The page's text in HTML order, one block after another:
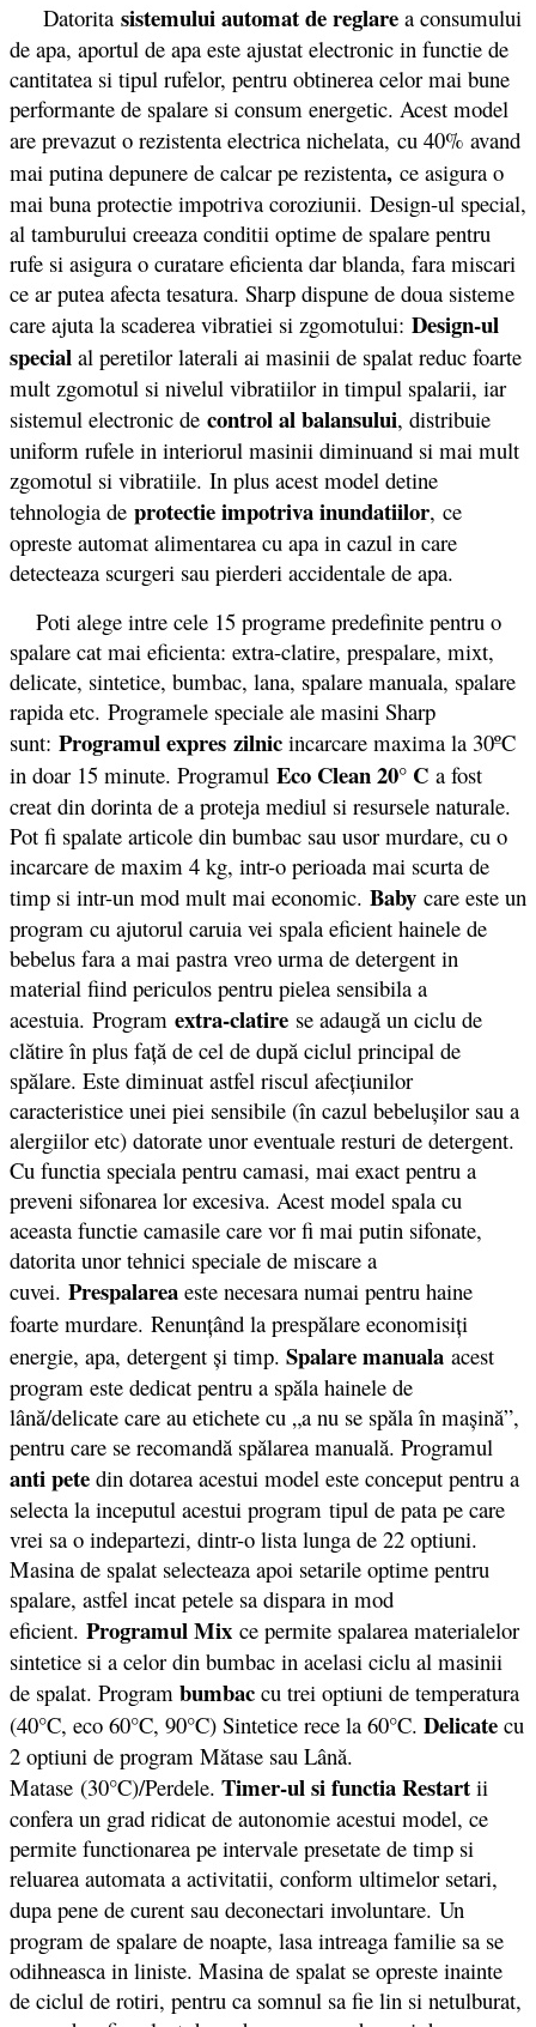
Datorita sistemului automat de reglare a consumului
de apa, aportul de apa este ajustat electronic in functie de
cantitatea si tipul rufelor, pentru obtinerea celor mai bune
performante de spalare si consum energetic. Acest model
are prevazut o rezistenta electrica nichelata, cu 40% avand
mai putina depunere de calcar pe rezistenta, ce asigura o
mai buna protectie impotriva coroziunii. Design-ul special,
al tamburului creeaza conditii optime de spalare pentru
rufe si asigura o curatare eficienta dar blanda, fara miscari
ce ar putea afecta tesatura. Sharp dispune de doua sisteme
care ajuta la scaderea vibratiei si zgomotului: Design-ul
special al peretilor laterali ai masinii de spalat reduc foarte
mult zgomotul si nivelul vibratiilor in timpul spalarii, iar
sistemul electronic de control al balansului, distribuie
uniform rufele in interiorul masinii diminuand si mai mult
zgomotul si vibratiile. In plus acest model detine
tehnologia de protectie impotriva inundatiilor, ce
opreste automat alimentarea cu apa in cazul in care
detecteaza scurgeri sau pierderi accidentale de apa.
Poti alege intre cele 15 programe predefinite pentru o
spalare cat mai eficienta: extra-clatire, prespalare, mixt,
delicate, sintetice, bumbac, lana, spalare manuala, spalare
rapida etc. Programele speciale ale masini Sharp
sunt: Programul expres zilnic incarcare maxima la 30ºC
in doar 15 minute. Programul Eco Clean 20° C a fost
creat din dorinta de a proteja mediul si resursele naturale.
Pot fi spalate articole din bumbac sau usor murdare, cu o
incarcare de maxim 4 kg, intr-o perioada mai scurta de
timp si intr-un mod mult mai economic. Baby care este un
program cu ajutorul caruia vei spala eficient hainele de
bebelus fara a mai pastra vreo urma de detergent in
material fiind periculos pentru pielea sensibila a
acestuia. Program extra-clatire se adaugă un ciclu de
clătire în plus faţă de cel de după ciclul principal de
spălare. Este diminuat astfel riscul afecţiunilor
caracteristice unei piei sensibile (în cazul bebeluşilor sau a
alergiilor etc) datorate unor eventuale resturi de detergent.
Cu functia speciala pentru camasi, mai exact pentru a
preveni sifonarea lor excesiva. Acest model spala cu
aceasta functie camasile care vor fi mai putin sifonate,
datorita unor tehnici speciale de miscare a
cuvei. Prespalarea este necesara numai pentru haine
foarte murdare. Renunţând la prespălare economisiţi
energie, apa, detergent şi timp. Spalare manuala acest
program este dedicat pentru a spăla hainele de
lână/delicate care au etichete cu „a nu se spăla în maşină”,
pentru care se recomandă spălarea manuală. Programul
anti pete din dotarea acestui model este conceput pentru a
selecta la inceputul acestui program tipul de pata pe care
vrei sa o indepartezi, dintr-o lista lunga de 22 optiuni.
Masina de spalat selecteaza apoi setarile optime pentru
spalare, astfel incat petele sa dispara in mod
eficient. Programul Mix ce permite spalarea materialelor
sintetice si a celor din bumbac in acelasi ciclu al masinii
de spalat. Program bumbac cu trei optiuni de temperatura
(40°C, eco 60°C, 90°C) Sintetice rece la 60°C. Delicate cu
2 optiuni de program Mătase sau Lână.
Matase (30°C)/Perdele. Timer-ul si functia Restart ii
confera un grad ridicat de autonomie acestui model, ce
permite functionarea pe intervale presetate de timp si
reluarea automata a activitatii, conform ultimelor setari,
dupa pene de curent sau deconectari involuntare. Un
program de spalare de noapte, lasa intreaga familie sa se
odihneasca in liniste. Masina de spalat se opreste inainte
de ciclul de rotiri, pentru ca somnul sa fie lin si netulburat,